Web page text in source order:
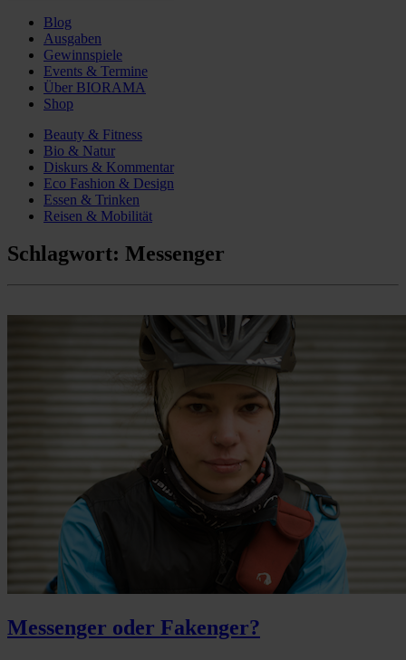
Blog
Ausgaben
Gewinnspiele
Events & Termine
Über BIORAMA
Shop
Beauty & Fitness
Bio & Natur
Diskurs & Kommentar
Eco Fashion & Design
Essen & Trinken
Reisen & Mobilität
Schlagwort: Messenger
Messenger oder Fakenger?